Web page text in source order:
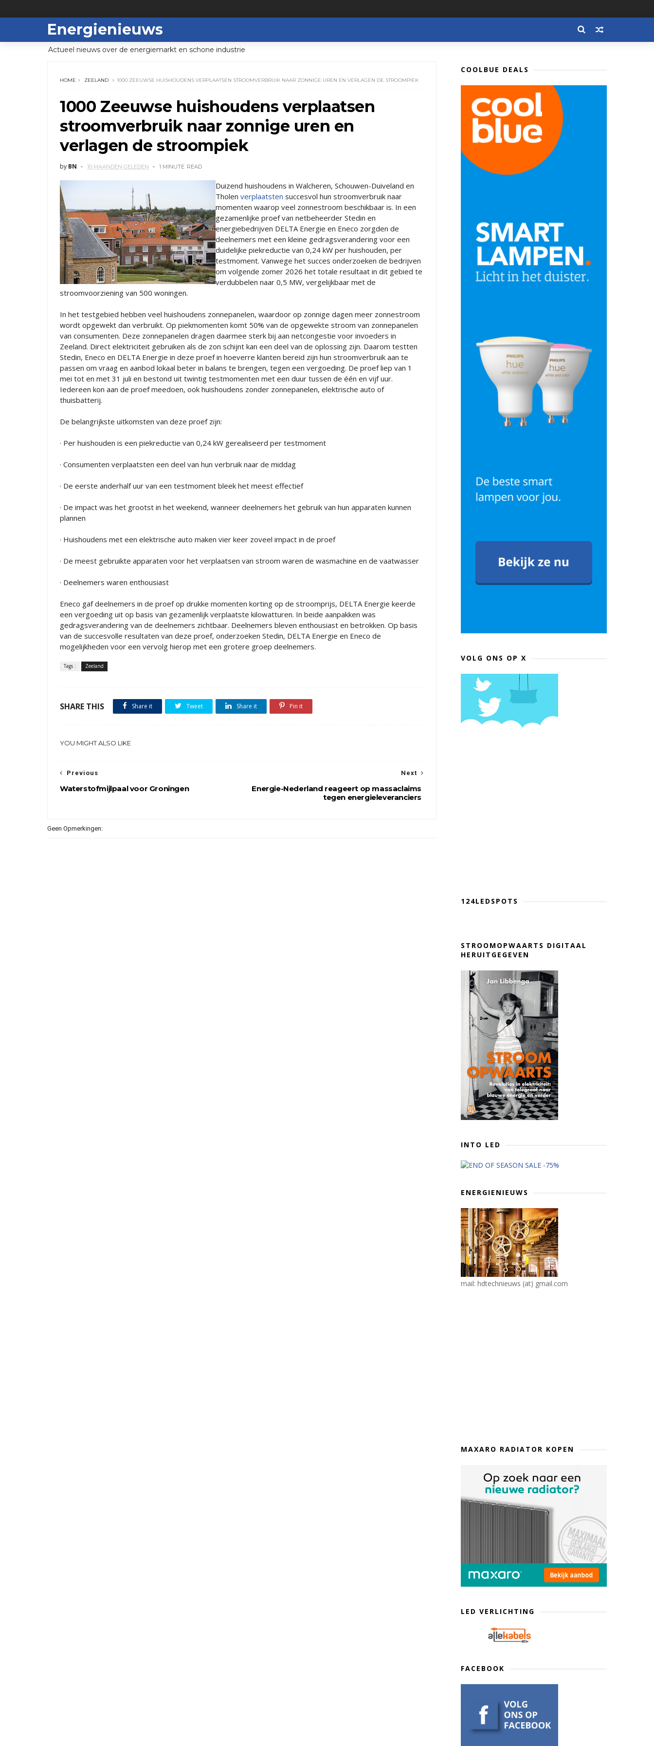
Energienieuws
Actueel nieuws over de energiemarkt en schone industrie
HOME ZEELAND 1000 ZEEUWSE HUISHOUDENS VERPLAATSEN STROOMVERBRUIK NAAR ZONNIGE UREN EN VERLAGEN DE STROOMPIEK
1000 Zeeuwse huishoudens verplaatsen
stroomverbruik naar zonnige uren en
verlagen de stroompiek
by BN 10 MAANDEN GELEDEN 1 MINUTE READ
Duizend huishoudens in Walcheren, Schouwen-Duiveland en
Tholen verplaatsten succesvol hun stroomverbruik naar
momenten waarop veel zonnestroom beschikbaar is. In een
gezamenlijke proef van netbeheerder Stedin en
energiebedrijven DELTA Energie en Eneco zorgden de
deelnemers met een kleine gedragsverandering voor een
duidelijke piekreductie van 0,24 kW per huishouden, per
testmoment. Vanwege het succes onderzoeken de bedrijven
om volgende zomer 2026 het totale resultaat in dit gebied te
verdubbelen naar 0,5 MW, vergelijkbaar met de
stroomvoorziening van 500 woningen.
In het testgebied hebben veel huishoudens zonnepanelen, waardoor op zonnige dagen meer zonnestroom
wordt opgewekt dan verbruikt. Op piekmomenten komt 50% van de opgewekte stroom van zonnepanelen
van consumenten. Deze zonnepanelen dragen daarmee sterk bij aan netcongestie voor invoeders in
Zeeland. Direct elektriciteit gebruiken als de zon schijnt kan een deel van de oplossing zijn. Daarom testten
Stedin, Eneco en DELTA Energie in deze proef in hoeverre klanten bereid zijn hun stroomverbruik aan te
passen om vraag en aanbod lokaal beter in balans te brengen, tegen een vergoeding. De proef liep van 1
mei tot en met 31 juli en bestond uit twintig testmomenten met een duur tussen de één en vijf uur.
Iedereen kon aan de proef meedoen, ook huishoudens zonder zonnepanelen, elektrische auto of
thuisbatterij.
De belangrijkste uitkomsten van deze proef zijn:
· Per huishouden is een piekreductie van 0,24 kW gerealiseerd per testmoment
· Consumenten verplaatsten een deel van hun verbruik naar de middag
· De eerste anderhalf uur van een testmoment bleek het meest effectief
· De impact was het grootst in het weekend, wanneer deelnemers het gebruik van hun apparaten kunnen
plannen
· Huishoudens met een elektrische auto maken vier keer zoveel impact in de proef
· De meest gebruikte apparaten voor het verplaatsen van stroom waren de wasmachine en de vaatwasser
· Deelnemers waren enthousiast
Eneco gaf deelnemers in de proef op drukke momenten korting op de stroomprijs, DELTA Energie keerde
een vergoeding uit op basis van gezamenlijk verplaatste kilowatturen. In beide aanpakken was
gedragsverandering van de deelnemers zichtbaar. Deelnemers bleven enthousiast en betrokken. Op basis
van de succesvolle resultaten van deze proef, onderzoeken Stedin, DELTA Energie en Eneco de
mogelijkheden voor een vervolg hierop met een grotere groep deelnemers.
Tags : Zeeland
SHARE THIS Share it Tweet Share it Pin it
YOU MIGHT ALSO LIKE
Next
Energie-Nederland reageert op massaclaims
tegen energieleveranciers
Previous
Waterstofmijlpaal voor Groningen
Geen Opmerkingen:
COOLBUE DEALS
VOLG ONS OP X
124LEDSPOTS
STROOMOPWAARTS DIGITAAL
HERUITGEGEVEN
INTO LED
ENERGIENIEUWS
mail: hdtechnieuws (at) gmail.com
MAXARO RADIATOR KOPEN
LED VERLICHTING
FACEBOOK